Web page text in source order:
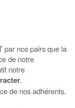
par nos pairs que la
de notre
notre
.
de nos adhérents.